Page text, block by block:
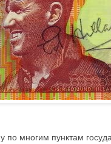
многим пунктам